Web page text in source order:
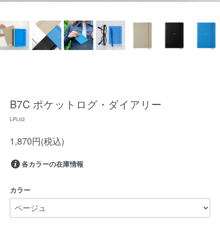
B7C ポケットログ・ダイアリー
LPL02
1,870円(税込)
各カラーの在庫情報
カラー